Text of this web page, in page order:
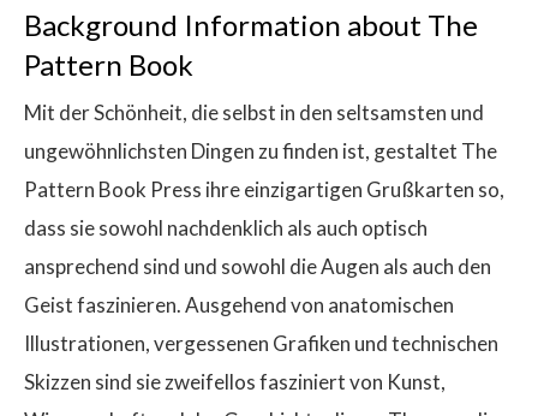
Background Information about The
Pattern Book
Mit der Schönheit, die selbst in den seltsamsten und
ungewöhnlichsten Dingen zu finden ist, gestaltet The
Pattern Book Press ihre einzigartigen Grußkarten so,
dass sie sowohl nachdenklich als auch optisch
ansprechend sind und sowohl die Augen als auch den
Geist faszinieren. Ausgehend von anatomischen
Illustrationen, vergessenen Grafiken und technischen
Skizzen sind sie zweifellos fasziniert von Kunst,